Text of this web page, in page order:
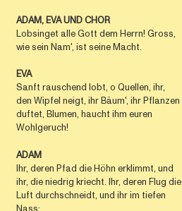
ADAM, EVA UND CHOR
Lobsinget alle Gott dem Herrn! Gross,
wie sein Nam', ist seine Macht.
EVA
Sanft rauschend lobt, o Quellen, ihr,
den Wipfel neigt, ihr Bäum', ihr Pflanzen
duftet, Blumen, haucht ihm euren
Wohlgeruch!
ADAM
Ihr, deren Pfad die Höhn erklimmt, und
ihr, die niedrig kriecht. Ihr, deren Flug die
Luft durchschneidt, und ihr im tiefen